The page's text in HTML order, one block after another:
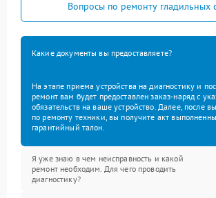
Вопросы по ремонту гладильных
Какие документы вы предоставляете?
На этапе приема устройства на диагностику и
ремонт вам будет предоставлен заказ-наряд с
обязательств на ваше устройство. Далее, после
по ремонту техники, вы получите акт
гарантийный талон.
Я уже знаю в чем неисправность и какой
ремонт необходим. Для чего проводить
диагностику?